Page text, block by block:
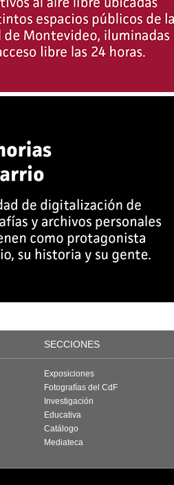
SECCIONES
Exposiciones
Fotografías del CdF
Investigación
Educativa
Catálogo
Mediateca